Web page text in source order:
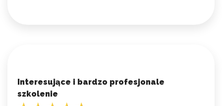
Interesujące i bardzo profesjonale
szkolenie